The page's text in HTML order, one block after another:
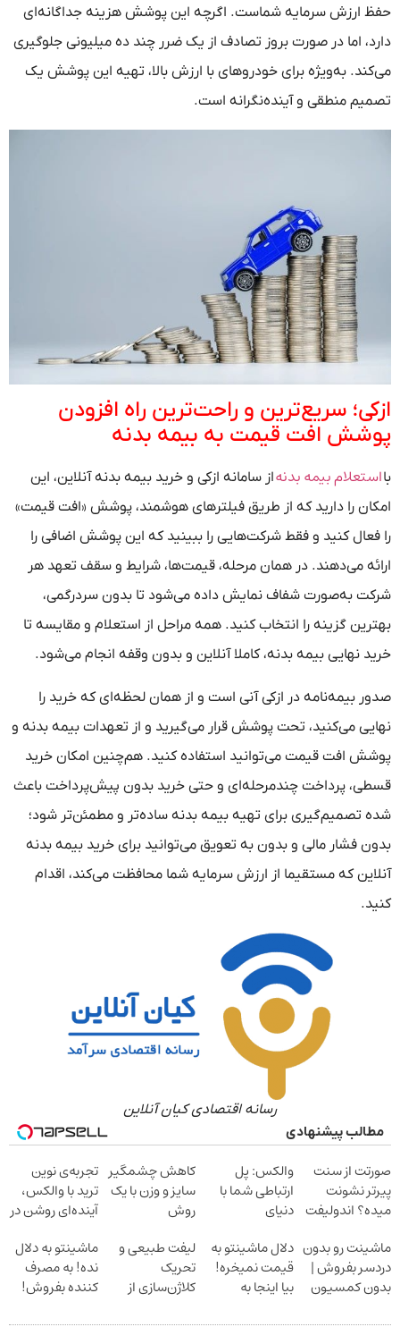
حفظ ارزش سرمایه شماست. اگرچه این پوشش هزینه جداگانه‌ای
دارد، اما در صورت بروز تصادف از یک ضرر چند ده میلیونی جلوگیری
می‌کند. به‌ویژه برای خودروهای با ارزش بالا، تهیه این پوشش یک
تصمیم منطقی و آینده‌نگرانه است.
ازکی؛ سریع‌ترین و راحت‌ترین راه افزودن
پوشش افت قیمت به بیمه بدنه
بااستعلام بیمه بدنهاز سامانه ازکی و خرید بیمه بدنه آنلاین، این
امکان را دارید که از طریق فیلترهای هوشمند، پوشش «افت قیمت»
را فعال کنید و فقط شرکت‌هایی را ببینید که این پوشش اضافی را
ارائه می‌دهند. در همان مرحله، قیمت‌ها، شرایط و سقف تعهد هر
شرکت به‌صورت شفاف نمایش داده می‌شود تا بدون سردرگمی،
بهترین گزینه را انتخاب کنید. همه مراحل از استعلام و مقایسه تا
خرید نهایی بیمه بدنه، کاملا آنلاین و بدون وقفه انجام می‌شود.
صدور بیمه‌نامه در ازکی آنی است و از همان لحظه‌ای که خرید را
نهایی می‌کنید، تحت پوشش قرار می‌گیرید و از تعهدات بیمه بدنه و
پوشش افت قیمت می‌توانید استفاده کنید. هم‌چنین امکان خرید
قسطی، پرداخت چندمرحله‌ای و حتی خرید بدون پیش‌پرداخت باعث
شده تصمیم‌گیری برای تهیه بیمه بدنه ساده‌تر و مطمئن‌تر شود؛
بدون فشار مالی و بدون به تعویق می‌توانید برای خرید بیمه بدنه
آنلاین که مستقیما از ارزش سرمایه شما محافظت می‌کند، اقدام
کنید.
رسانه اقتصادی کیان آنلاین
مطالب پیشنهادی
صورتت از سنت
پیرتر نشونت
میده؟ اندولیفت
والکس: پل
ارتباطی شما با
دنیای
دیجیتال
کاهش چشمگیر
سایز و وزن با یک
روش
تجربه‌ی نوین
ترید با والکس،
آینده‌ای روشن در
ماشینت رو بدون
دردسر بفروش |
بدون کمسیون
دلال ماشینتو به
قیمت نمیخره!
بیا اینجا به
لیفت طبیعی و
تحریک
کلاژن‌سازی از
ماشینتو به دلال
نده! به مصرف
کننده بفروش!